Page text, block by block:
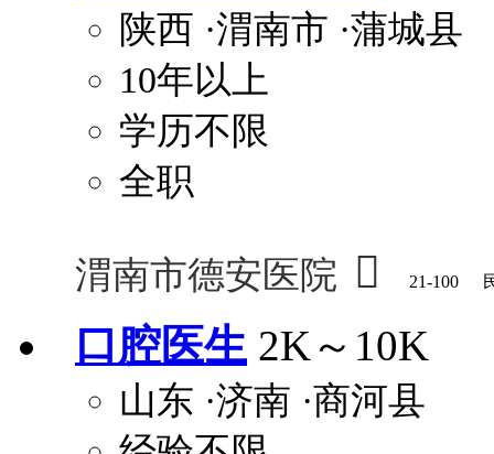
包住 包吃 住房补贴
定期团建 节日福利
解决户口 事业编制
员工旅游
陕西 ·渭南市 ·蒲城县
10年以上
学历不限
全职
渭南市德安医院  21-100
口腔医生 2K～10K
山东 ·济南 ·商河县